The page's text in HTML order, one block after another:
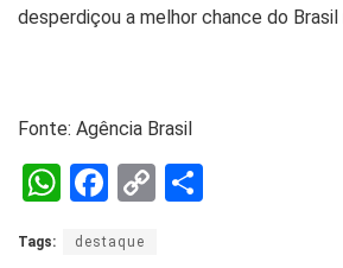
desperdiçou a melhor chance do Brasil
Fonte: Agência Brasil
W
at
F
ce
C
Tags: destaque